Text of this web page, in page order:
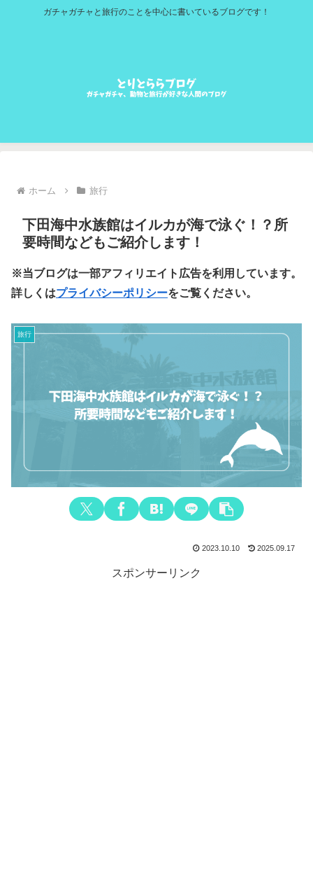
ガチャガチャと旅行のことを中心に書いているブログです！
ホーム 旅行
下田海中水族館はイルカが海で泳ぐ！？所
要時間などもご紹介します！
※当ブログは一部アフィリエイト広告を利用しています。
詳しくはプライバシーポリシーをご覧ください。
旅行
2023.10.10 2025.09.17
スポンサーリンク